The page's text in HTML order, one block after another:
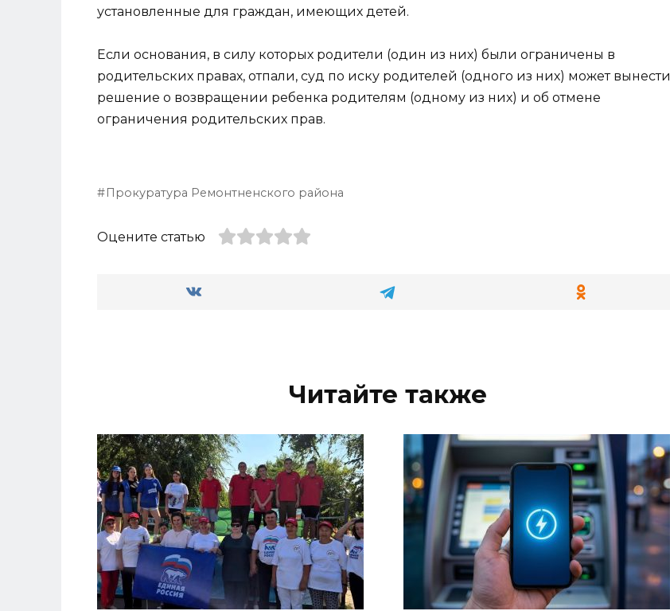
установленные для граждан, имеющих детей.
Если основания, в силу которых родители (один из них) были ограничены в
родительских правах, отпали, суд по иску родителей (одного из них) может вынести
решение о возвращении ребенка родителям (одному из них) и об отмене
ограничения родительских прав.
Прокуратура Ремонтненского района
Оцените статью
Читайте также